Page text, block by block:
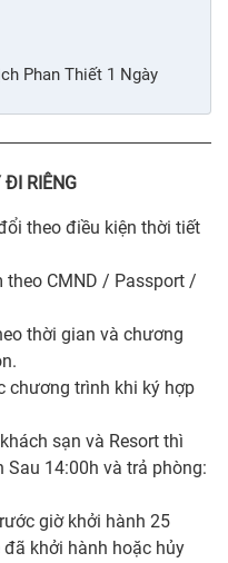
Phan Thiết 1 Ngày
RIÊNG
theo điều kiện thời tiết
theo CMND / Passport /
thời gian và chương
chương trình khi ký hợp
sạn và Resort thì
14:00h và trả phòng:
giờ khởi hành 25
đã khởi hành hoặc hủy